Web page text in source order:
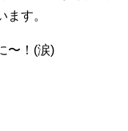
す。
〜！(涙)